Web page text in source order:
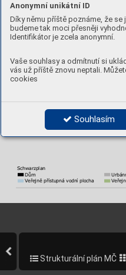
Anonymní unikátní ID
Díky němu příště poznáme, že se
budeme tak moci přesněji
Identifikátor je zcela anonymní.
Vaše souhlasy a odmítnutí si
vás už příště znovu neptali.
cookies
Souhlasím
Schwarzplan
     Dům
     V
eřejně přístupná vodní plocha V
Strukturální plán MČ